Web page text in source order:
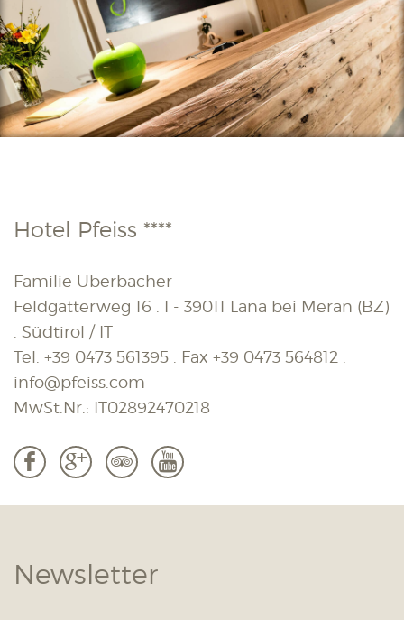
Hotel Pfeiss ****
Familie Überbacher
Feldgatterweg 16 . I - 39011 Lana bei Meran (BZ)
. Südtirol / IT
Tel. +39 0473 561395 . Fax +39 0473 564812 .
info@pfeiss.com
MwSt.Nr.: IT02892470218
b c 3 r
Newsletter